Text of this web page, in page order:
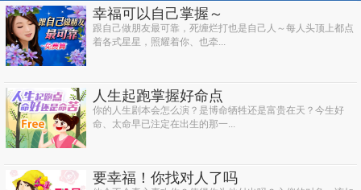
幸福可以自己掌握～
跟自己做朋友最可靠，死缠烂打也是自己人～每人头顶上都点
着各式星星，照耀着你、也牵...
人生起跑掌握好命点
你的人生剧本会怎么演？是博命牺牲还是富贵在天？今生好
命、太命早已注定在出生的那一...
要幸福！你找对人了吗